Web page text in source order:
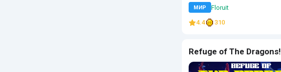
МИР Floruit
4.4 310
Refuge of The Dragons!